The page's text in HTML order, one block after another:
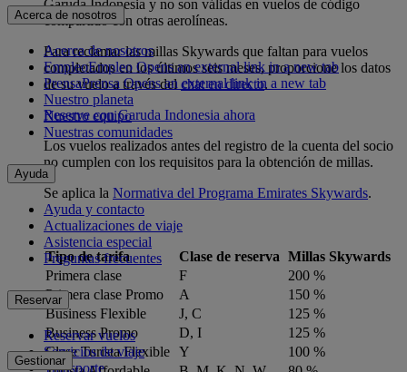
Garuda Indonesia y no son válidas en vuelos de código
compartido con otras aerolíneas.
Para reclamar las millas Skywards que faltan para vuelos
completados en los últimos seis meses, proporcione los datos
de su vuelo a través delchat en directo.
Reserve con Garuda Indonesia ahora
Los vuelos realizados antes del registro de la cuenta del socio
no cumplen con los requisitos para la obtención de millas.
Se aplica la Normativa del Programa Emirates Skywards.
Tipo de tarifa Clase de reserva Millas Skywards
Primera clase
F
200 %
Primera clase Promo
A
150 %
Business Flexible
J, C
125 %
Business Promo
D, I
125 %
Clase Turista Flexible Y
100 %
Acerca de nosotros
Acerca de nosotros
EmpleoEmpleo Opens an external link in a new tab
PrensaPrensa Opens an external link in a new tab
Nuestro planeta
Nuestro equipo
Nuestras comunidades
Ayuda
Ayuda y contacto
Actualizaciones de viaje
Asistencia especial
Preguntas frecuentes
Reservar
Reservar vuelos
Servicios de viaje
Transporte
Gestionar